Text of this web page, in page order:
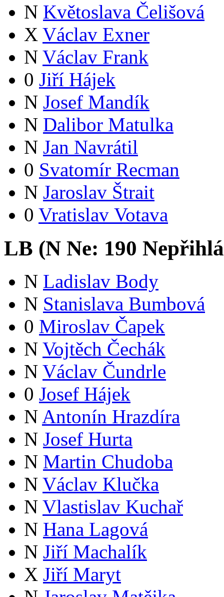
N Květoslava Čelišová
X Václav Exner
N Václav Frank
0 Jiří Hájek
N Josef Mandík
N Dalibor Matulka
N Jan Navrátil
0 Svatomír Recman
N Jaroslav Štrait
0 Vratislav Votava
LB (N Ne: 190
N Ladislav Body
N Stanislava Bumbová
0 Miroslav Čapek
N Vojtěch Čechák
N Václav Čundrle
0 Josef Hájek
N Antonín Hrazdíra
N Josef Hurta
N Martin Chudoba
N Václav Klučka
N Vlastislav Kuchař
N Hana Lagová
N Jiří Machalík
X Jiří Maryt